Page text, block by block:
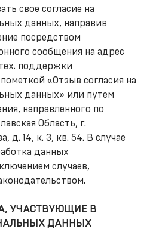
свое согласие на
данных, направив
посредством
сообщения на адрес
поддержки
«Отзыв согласия на
данных» или путем
направленного по
Область, г.
д. 14, к. 3, кв. 54. В случае
данных
случаев,
УЧАСТВУЮЩИЕ В
ДАННЫХ